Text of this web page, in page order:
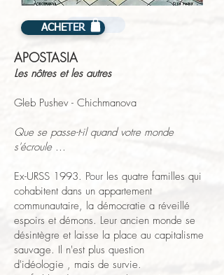
ACHETER
APOSTASIA
Les nôtres et les autres
Gleb Pushev - Chichmanova
Que se passe-t-il quand votre monde
s'écroule ...
Ex-URSS 1993. Pour les quatre familles qui
cohabitent dans un appartement
communautaire, la démocratie a réveillé
espoirs et démons. Leur ancien monde se
désintègre et laisse la place au capitalisme
sauvage. Il n'est plus question
d'idéologie , mais de survie.